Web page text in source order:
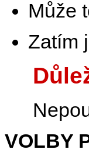
Může
Zatím
VOLBY